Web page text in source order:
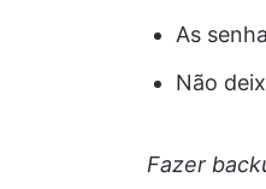
As
Não
Fazer